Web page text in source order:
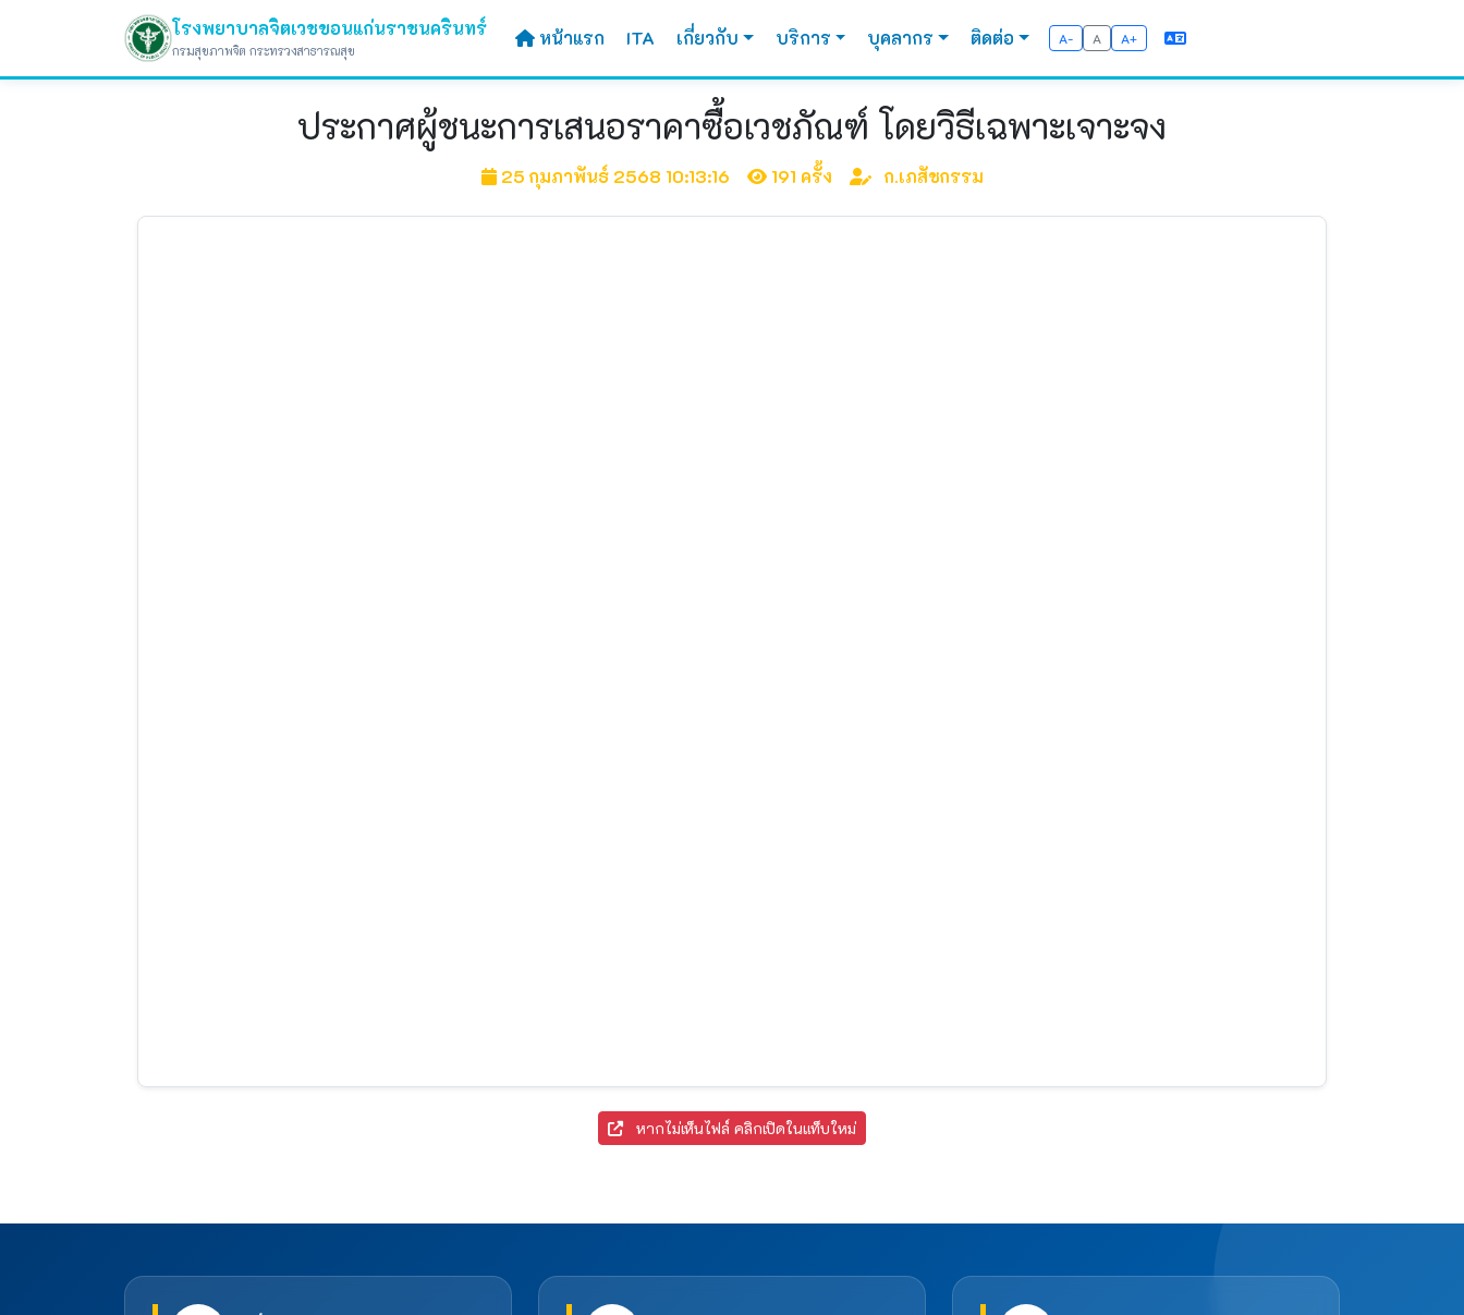
โรงพยาบาลจิตเวชขอนแก่นราชนครินทร์
กรมสุขภาพจิต กระทรวงสาธารณสุข
หน้าแรก ITA เกี่ยวกับ บริการ บุคลากร ติดต่อ A- A A+
ประกาศผู้ชนะการเสนอราคาซื้อเวชภัณฑ์ โดยวิธีเฉพาะเจาะจง
25 กุมภาพันธ์ 2568 10:13:16 191 ครั้ง ก.เภสัชกรรม
หากไม่เห็นไฟล์ คลิกเปิดในแท็บใหม่